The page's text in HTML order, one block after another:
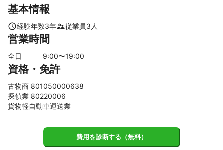
基本情報
経験年数3年 従業員3 人
営業時間
全日 9:00〜19:00
資格・免許
古物商 801050000638
探偵業 80220006
貨物軽自動車運送業
費用を診断する（無料）